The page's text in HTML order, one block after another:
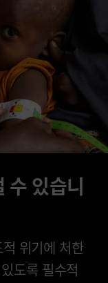
수 있습니
위기에 처한
도록 필수적